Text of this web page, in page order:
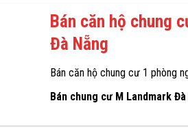
Bán căn hộ chung
Đà Nẵng
Bán căn hộ chung cư 1 phòng
Bán chung cư M Landmark Đà